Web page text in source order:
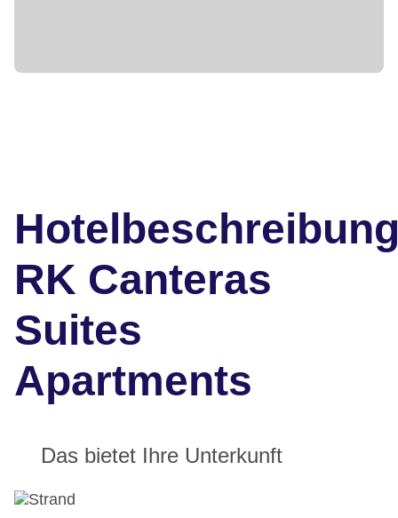
RK Canteras
Suites
Apartments
Das bietet Ihre Unterkunft